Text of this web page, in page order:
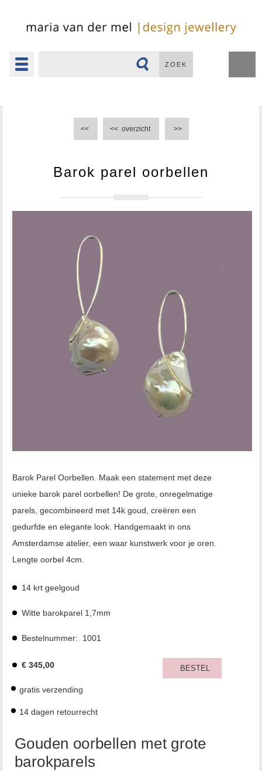
Toggle
navigation
ZOEK
<< << overzicht >>
Barok parel oorbellen
Barok Parel Oorbellen. Maak een statement met deze
unieke barok parel oorbellen! De grote, onregelmatige
parels, gecombineerd met 14k goud, creëren een
gedurfde en elegante look. Handgemaakt in ons
Amsterdamse atelier, een waar kunstwerk voor je oren.
Lengte oorbel 4cm.
14 krt geelgoud
Witte barokparel 1,7mm
Bestelnummer: 1001
€ 345,00 BESTEL
gratis verzending
14 dagen retourrecht
Gouden oorbellen met grote
barokparels